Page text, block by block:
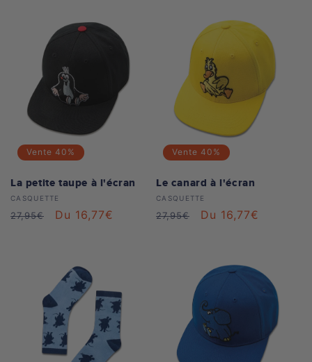
Vente 40%
La petite taupe à l'écran
Distributeur :
CASQUETTE
Prix
27,95€
Prix
Du 16,77€
Vente 40%
Le canard à l'écran
Distributeur :
CASQUETTE
Prix
27,95€
Prix
Du 16,77€